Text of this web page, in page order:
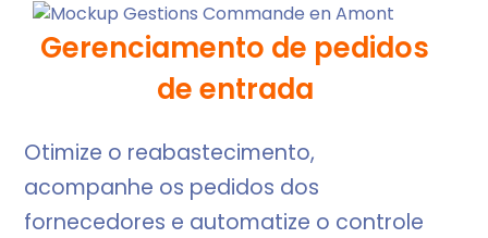
Gerenciamento de pedidos
de entrada
Otimize o reabastecimento,
acompanhe os pedidos dos
fornecedores e automatize o controle